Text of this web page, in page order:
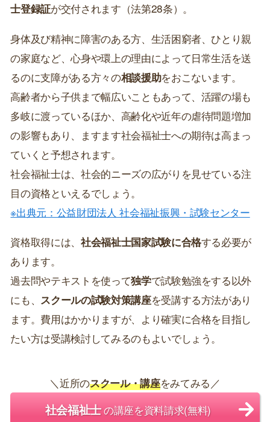
士登録証が交付されます（法第28条）。
身体及び精神に障害のある方、生活困窮者、ひとり親
の家庭など、心身や環上の理由によって日常生活を送
るのに支障がある方々の相談援助をおこないます。
高齢者から子供まで幅広いこともあって、活躍の場も
多岐に渡っているほか、高齢化や近年の虐待問題増加
の影響もあり、ますます社会福祉士への期待は高まっ
ていくと予想されます。
社会福祉士は、社会的ニーズの広がりを見せている注
目の資格といえるでしょう。
※出典元：公益財団法人 社会福祉振興・試験センター
資格取得には、社会福祉士国家試験に合格する必要が
あります。
過去問やテキストを使って独学で試験勉強をする以外
にも、 スクールの試験対策講座を受講する方法があり
ます。費用はかかりますが、より確実に合格を目指し
たい方は受講検討してみるのもよいでしょう。
＼近所のスクール・講座をみてみる／
社会福祉士の講座を資料請求(無料)